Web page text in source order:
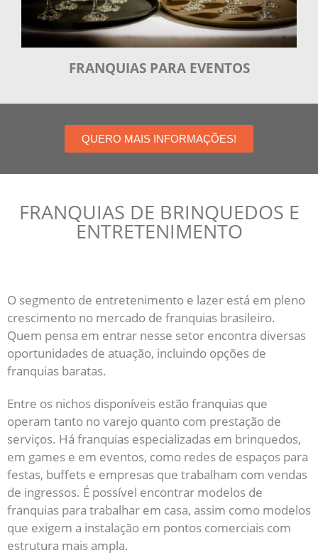
FRANQUIAS PARA EVENTOS
QUERO MAIS INFORMAÇÕES!
FRANQUIAS DE BRINQUEDOS E
ENTRETENIMENTO
O segmento de entretenimento e lazer está em pleno
crescimento no mercado de franquias brasileiro.
Quem pensa em entrar nesse setor encontra diversas
oportunidades de atuação, incluindo opções de
franquias baratas.
Entre os nichos disponíveis estão franquias que
operam tanto no varejo quanto com prestação de
serviços. Há franquias especializadas em brinquedos,
em games e em eventos, como redes de espaços para
festas, buffets e empresas que trabalham com vendas
de ingressos. É possível encontrar modelos de
franquias para trabalhar em casa, assim como modelos
que exigem a instalação em pontos comerciais com
estrutura mais ampla.